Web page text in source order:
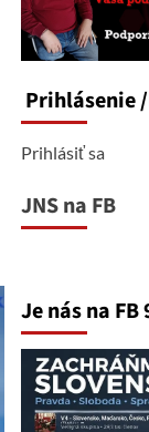
Prihlásenie
Prihlásiť sa
JNS na FB
Je nás na FB